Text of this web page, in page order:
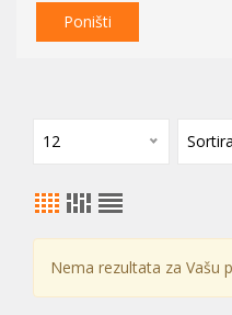
Poništi
12
Nema rezultata za Vašu